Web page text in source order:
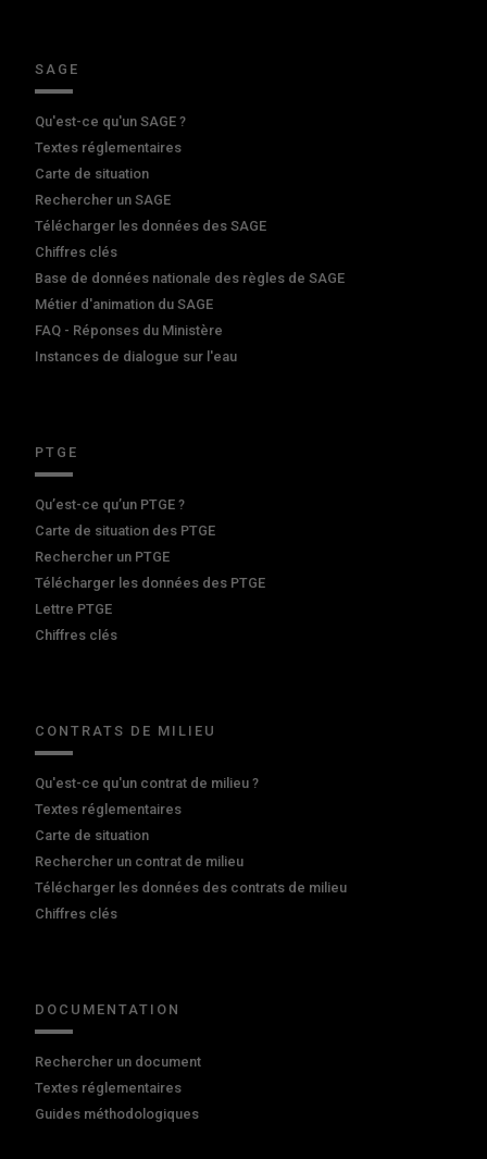
SAGE
Qu'est-ce qu'un SAGE ?
Textes réglementaires
Carte de situation
Rechercher un SAGE
Télécharger les données des SAGE
Chiffres clés
Base de données nationale des règles de SAGE
Métier d'animation du SAGE
FAQ - Réponses du Ministère
Instances de dialogue sur l'eau
PTGE
Qu’est-ce qu’un PTGE ?
Carte de situation des PTGE
Rechercher un PTGE
Télécharger les données des PTGE
Lettre PTGE
Chiffres clés
CONTRATS DE MILIEU
Qu'est-ce qu'un contrat de milieu ?
Textes réglementaires
Carte de situation
Rechercher un contrat de milieu
Télécharger les données des contrats de milieu
Chiffres clés
DOCUMENTATION
Rechercher un document
Textes réglementaires
Guides méthodologiques